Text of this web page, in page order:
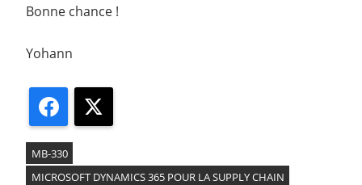
Bonne chance !
Yohann
Facebook
MB-330
MICROSOFT DYNAMICS 365 POUR LA SUPPLY CHAIN